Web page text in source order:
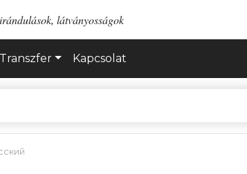
látványosságok
Transzfer Kapcsolat